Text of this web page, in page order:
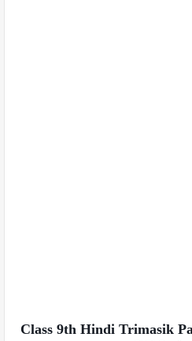
Class 9th Hindi Trimasik